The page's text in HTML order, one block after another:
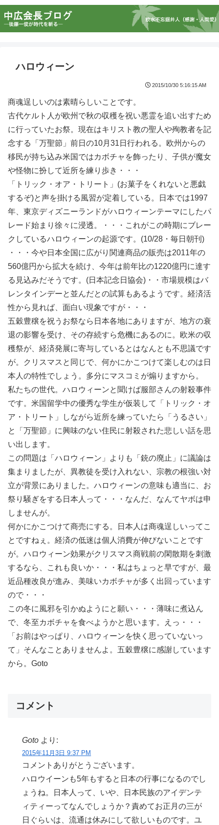
ハロウィーン
2015/10/30 5:16:15 AM
商魂逞しいのは素晴らしいことです。
古代ケルト人が欧州で秋の収穫を祝い悪霊を追い出すため
に行っていたお祭。現在はキリスト教の聖人や殉教者を記
念する「万聖節」前日の10月31日行われる。欧州からの
移民が持ち込み米国ではカボチャを飾ったり、子供が魔女
や怪物に扮して近所を練り歩き・・・
「トリック・オア・トリート」(お菓子をくれないと悪戯
するぞ)と声を掛ける風習が定着している。日本では1997
年、東京ディズニーランドがハロウィーンテーマにしたパ
レード始まり徐々に浸透。・・・これがこの時期にブレー
クしているハロウィーンの起源です。(10/28・毎日朝刊)
・・・今や日本全国に広がり関連商品の販売は2011年の
560億円から拡大を続け、今年は前年比の1220億円に達す
る見込みだそうです。(日本記念日協会)・・市場規模はバ
レンタインデーと並んだとの試算もあるようです。経済活
性から見れば、面白い現象ですが・・・
五穀豊穣を祝うお祭なら日本各地にありますが、地方の衰
退の影響を受け、その存続すら危機にあるのに。欧米の収
穫祭が、経済発展に寄与しているとはなんとも不思議です
が。クリスマスと同じで、何かにかこつけて楽しむのは日
本人の特性でしょう。多分にマスコミが煽りますから。
私たちの世代。ハロウィーンと聞けば服部さんの射殺事件
です。米国留学中の優秀な学生が仮装して「トリック・オ
ア・トリート」しながら近所を練っていたら「うるさい」
と「万聖節」に興味のない住民に射殺された悲しい話を思
い出します。
この問題は「ハロウィーン」よりも「銃の廃止」に議論は
集まりましたが、異教徒を受け入れない、宗教の根強い対
立が背景にありました。ハロウィーンの意味も適当に、お
祭り騒ぎをする日本人って・・・なんだ、なんてヤボは申
しませんが。
何かにかこつけて商売にする。日本人は商魂逞しいってこ
とですねぇ。経済の低迷は個人消費が伸びないことです
が。ハロウィーン効果がクリスマス商戦前の閑散期を刺激
するなら、これも良いか・・・私はちょっと早ですが、最
近品種改良が進み、美味いカボチャが多く出回っています
ので・・・
この冬に風邪を引かぬようにと願い・・・薄味に煮込ん
で、冬至カボチャを食べようかと思います。えっ・・・
「お前はやっぱり、ハロウィーンを快く思っていないっ
て」そんなことありませんよ。五穀豊穣に感謝しています
から。Goto
コメント
Goto より:
2015年11月3日 9:37 PM
コメントありがとうございます。
ハロウイーンも5年もすると日本の行事になるのでし
ょうね。日本人って、いや、日本民族のアイデンテ
ィティーってなんでしょうか？責めてお正月の三が
日ぐらいは、流通は休みにして欲しいものです。ユ